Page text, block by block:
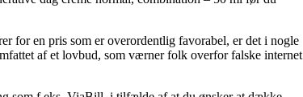
for en pris som er overordentlig favorabel, er det i nogle
af et lovbud, som værner folk overfor falske internet